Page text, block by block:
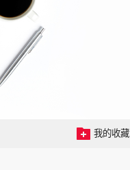
我的收藏